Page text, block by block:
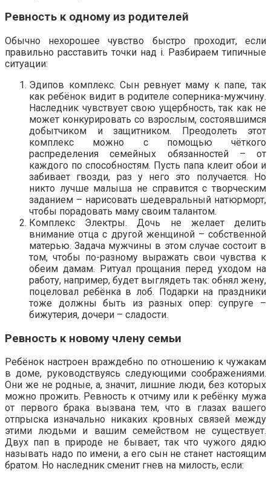
Ревность к одному из родителей
Обычно нехорошее чувство быстро проходит, если
правильно расставить точки над i. Разбираем типичные
ситуации:
Эдипов комплекс. Сын ревнует маму к папе, так
как ребёнок видит в родителе соперника-мужчину.
Наследник чувствует свою ущербность, так как не
может конкурировать со взрослым, состоявшимся
добытчиком и защитником. Преодолеть этот
комплекс можно с помощью чёткого
распределения семейных обязанностей – от
каждого по способностям. Пусть папа клеит обои и
забивает гвозди, раз у него это получается. Но
никто лучше малыша не справится с творческим
заданием – нарисовать шедевральный натюрморт,
чтобы порадовать маму своим талантом.
Комплекс Электры. Дочь не желает делить
внимание отца с другой женщиной – собственной
матерью. Задача мужчины в этом случае состоит в
том, чтобы по-разному выражать свои чувства к
обеим дамам. Ритуал прощания перед уходом на
работу, например, будет выглядеть так: обнял жену,
поцеловал ребёнка в лоб. Подарки на праздники
тоже должны быть из разных опер: супруге –
бижутерия, дочери – сладости.
Ревность к новому члену семьи
Ребёнок настроен враждебно по отношению к чужакам
в доме, руководствуясь следующими соображениями.
Они же не родные, а, значит, лишние люди, без которых
можно прожить. Ревность к отчиму или к ребёнку мужа
от первого брака вызвана тем, что в глазах вашего
отпрыска изначально никаких кровных связей между
этими людьми и вашим семейством не существует.
Двух пап в природе не бывает, так что чужого дядю
называть надо по имени, а его сын не станет настоящим
братом. Но наследник сменит гнев на милость, если: